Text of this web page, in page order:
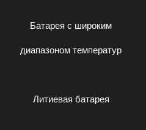
Батарея с широким
диапазоном температур
Литиевая батарея